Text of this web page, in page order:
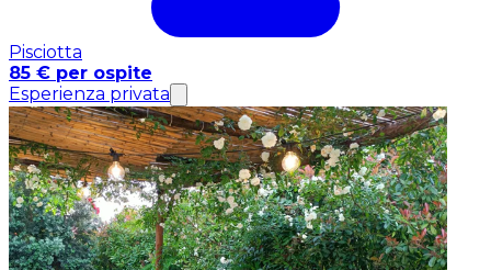
Pisciotta
85 € per ospite
Esperienza privata